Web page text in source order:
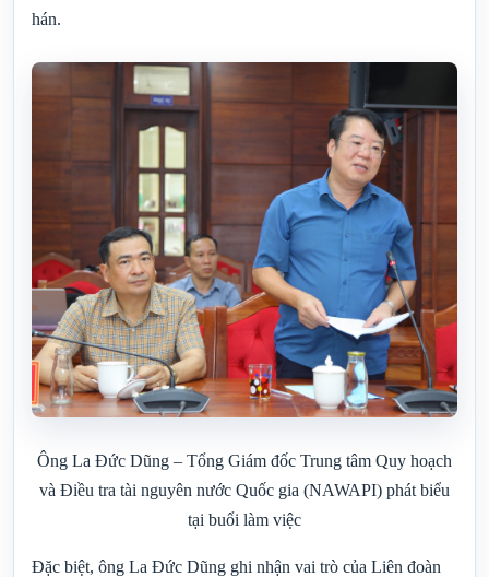
hán.
Ông La Đức Dũng – Tổng Giám đốc Trung tâm Quy hoạch
và Điều tra tài nguyên nước Quốc gia (NAWAPI) phát biểu
tại buổi làm việc
Đặc biệt, ông La Đức Dũng ghi nhận vai trò của Liên đoàn